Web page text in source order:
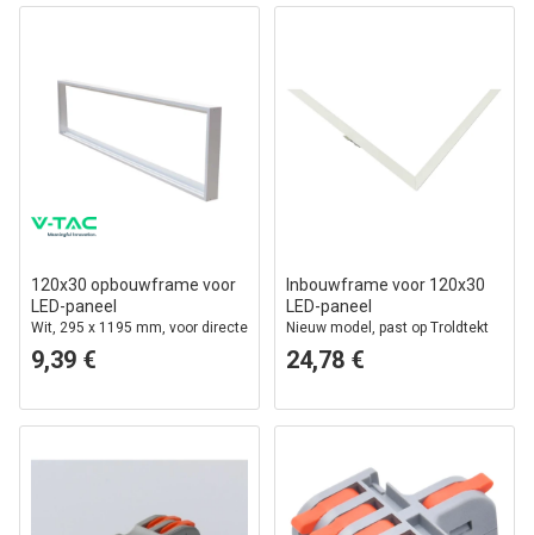
120x30 opbouwframe voor
LED-paneel
Wit, 295 x 1195 mm, voor directe
montage aan het plafond
9,39 €
Inbouwframe voor 120x30
LED-paneel
Nieuw model, past op Troldtekt
zonder aanpassing, witte rand
24,78 €